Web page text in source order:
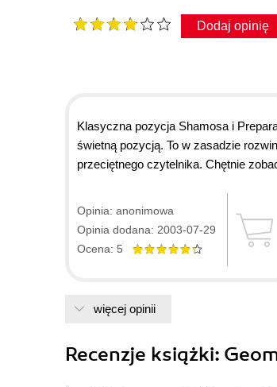
Dodaj opinię
Klasyczna pozycja Shamosa i
świetną pozycją. To w zasadzie
przeciętnego czytelnika. Chętnie
Opinia: anonimowa
Opinia dodana: 2003-07-29
Ocena: 5
więcej opinii
Recenzje książki: